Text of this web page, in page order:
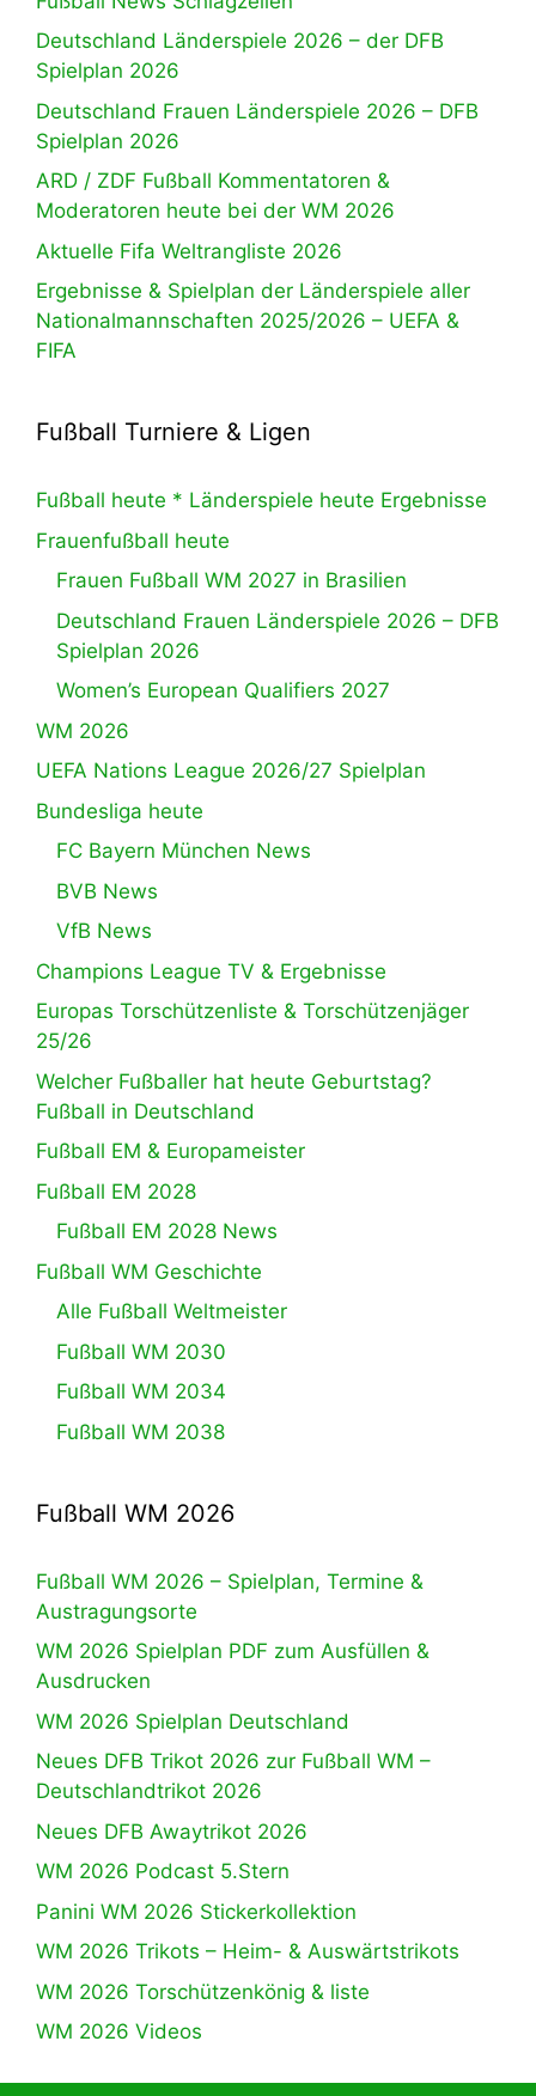
Deutschland Länderspiele 2026 – der DFB
Spielplan 2026
Deutschland Frauen Länderspiele 2026 – DFB
Spielplan 2026
ARD / ZDF Fußball Kommentatoren &
Moderatoren heute bei der WM 2026
Aktuelle Fifa Weltrangliste 2026
Ergebnisse & Spielplan der Länderspiele aller
Nationalmannschaften 2025/2026 – UEFA &
FIFA
Fußball Turniere & Ligen
Fußball heute * Länderspiele heute Ergebnisse
Frauenfußball heute
Frauen Fußball WM 2027 in Brasilien
Deutschland Frauen Länderspiele 2026 – DFB
Spielplan 2026
Women’s European Qualifiers 2027
WM 2026
UEFA Nations League 2026/27 Spielplan
Bundesliga heute
FC Bayern München News
BVB News
VfB News
Champions League TV & Ergebnisse
Europas Torschützenliste & Torschützenjäger
25/26
Welcher Fußballer hat heute Geburtstag?
Fußball in Deutschland
Fußball EM & Europameister
Fußball EM 2028
Fußball EM 2028 News
Fußball WM Geschichte
Alle Fußball Weltmeister
Fußball WM 2030
Fußball WM 2034
Fußball WM 2038
Fußball WM 2026
Fußball WM 2026 – Spielplan, Termine &
Austragungsorte
WM 2026 Spielplan PDF zum Ausfüllen &
Ausdrucken
WM 2026 Spielplan Deutschland
Neues DFB Trikot 2026 zur Fußball WM –
Deutschlandtrikot 2026
Neues DFB Awaytrikot 2026
WM 2026 Podcast 5.Stern
Panini WM 2026 Stickerkollektion
WM 2026 Trikots – Heim- & Auswärtstrikots
WM 2026 Torschützenkönig & liste
WM 2026 Videos